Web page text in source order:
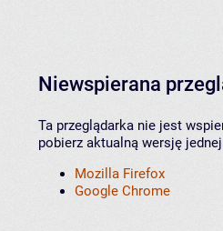
Niewspierana
Ta przeglądarka nie jest
pobierz aktualną wersję
Mozilla Firefox
Google Chrome